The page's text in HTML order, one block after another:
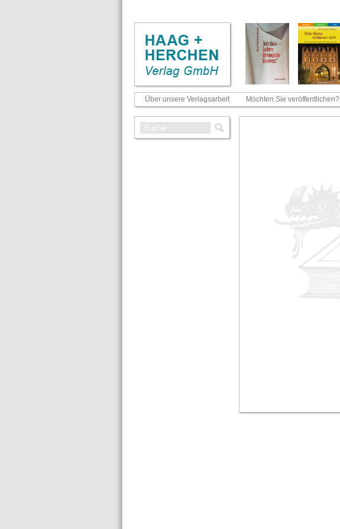
Über unsere Verlagsarbeit Möchten Sie veröffentlichen?